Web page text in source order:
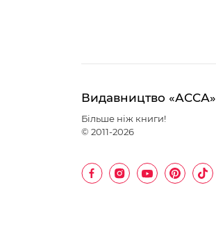
Видавництво «АССА»
Більше ніж книги!
© 2011-2026